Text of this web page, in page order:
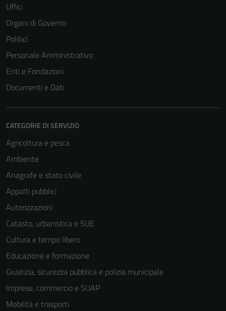
Uffici
Organi di Governo
Politici
Personale Amministrativo
Enti e Fondazioni
Documenti e Dati
CATEGORIE DI SERVIZIO
Agricoltura e pesca
Ambiente
Anagrafe e stato civile
Appalti pubblici
Autorizzazioni
Catasto, urbanistica e SUE
Cultura e tempo libero
Educazione e formazione
Giustizia, sicurezza pubblica e polizia municipale
Imprese, commercio e SUAP
Mobilità e trasporti